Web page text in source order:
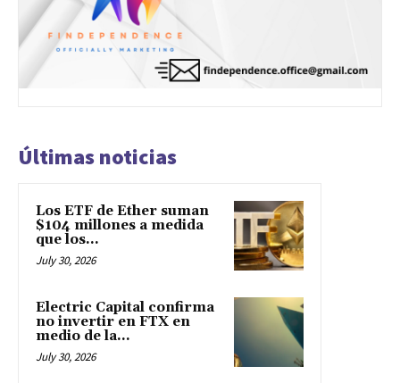
Últimas noticias
Los ETF de Ether suman
$104 millones a medida
que los...
July 30, 2026
Electric Capital confirma
no invertir en FTX en
medio de la...
July 30, 2026